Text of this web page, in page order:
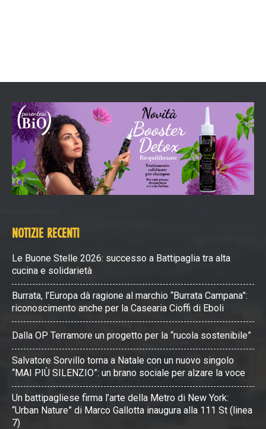
NOTIZIE RECENTI
Le Buone Stelle 2026: successo a Battipaglia tra alta
cucina e solidarietà
Burrata, l’Europa dà ragione al marchio “Burrata Campana”:
riconoscimento anche per la Casearia Cioffi di Eboli
Dalla OP Terramore un progetto per la “rucola sostenibile”
Salvatore Sorvillo torna a Natale con un nuovo singolo
“MAI PIÙ SILENZIO”: un brano sociale per alzare la voce
Un battipagliese firma l’arte della Metro di New York:
“Urban Nature” di Marco Gallotta inaugura alla 111 St (linea
7)